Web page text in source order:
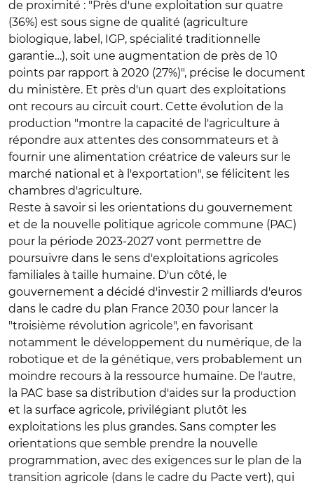
de proximité : "Près d'une exploitation sur quatre
(36%) est sous signe de qualité (agriculture
biologique, label, IGP, spécialité traditionnelle
garantie…), soit une augmentation de près de 10
points par rapport à 2020 (27%)", précise le document
du ministère. Et près d'un quart des exploitations
ont recours au circuit court. Cette évolution de la
production "montre la capacité de l'agriculture à
répondre aux attentes des consommateurs et à
fournir une alimentation créatrice de valeurs sur le
marché national et à l'exportation", se félicitent les
chambres d'agriculture.
Reste à savoir si les orientations du gouvernement
et de la nouvelle politique agricole commune (PAC)
pour la période 2023-2027 vont permettre de
poursuivre dans le sens d'exploitations agricoles
familiales à taille humaine. D'un côté, le
gouvernement a décidé d'investir 2 milliards d'euros
dans le cadre du plan France 2030 pour lancer la
"troisième révolution agricole", en favorisant
notamment le développement du numérique, de la
robotique et de la génétique, vers probablement un
moindre recours à la ressource humaine. De l'autre,
la PAC base sa distribution d'aides sur la production
et la surface agricole, privilégiant plutôt les
exploitations les plus grandes. Sans compter les
orientations que semble prendre la nouvelle
programmation, avec des exigences sur le plan de la
transition agricole (dans le cadre du Pacte vert), qui